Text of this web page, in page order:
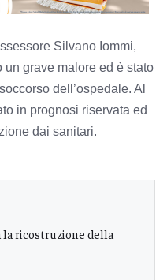
Silvano Iommi,
grave malore ed è stato
dell’ospedale. Al
in prognosi riservata ed
dai sanitari.
la ricostruzione della